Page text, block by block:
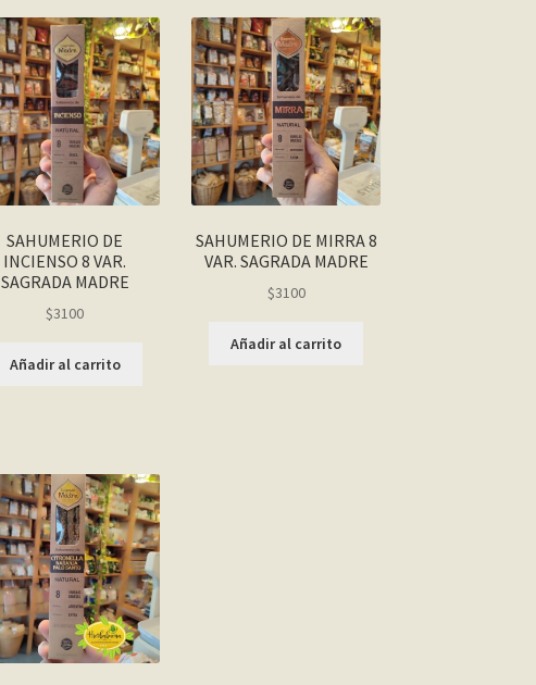
SAHUMERIO DE
INCIENSO 8 VAR.
SAGRADA MADRE
$3100
Añadir al carrito
SAHUMERIO DE MIRRA 8
VAR. SAGRADA MADRE
$3100
Añadir al carrito